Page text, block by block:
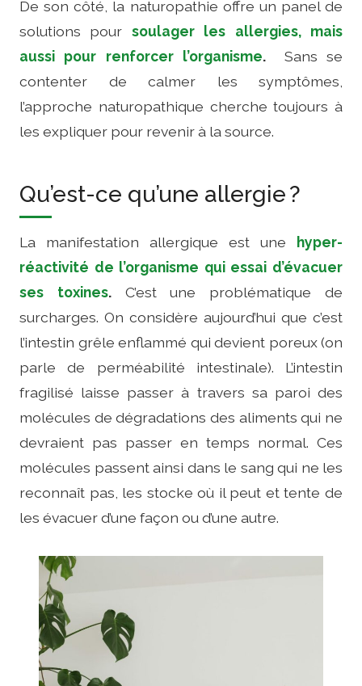
De son côté, la naturopathie offre un panel de
solutions pour soulager les allergies, mais
aussi pour renforcer l’organisme.
Sans se
contenter de calmer les symptômes,
l’approche naturopathique cherche toujours à
les expliquer pour revenir à la source.
Qu’est-ce qu’une allergie ?
La manifestation allergique est une
hyper-
réactivité de l’organisme qui essai d’évacuer
ses toxines.C’est une problématique de
surcharges. On considère aujourd’hui que c’est
l’intestin grêle enflammé qui devient poreux (on
parle de perméabilité intestinale). L’intestin
fragilisé laisse passer à travers sa paroi des
molécules de dégradations des aliments qui ne
devraient pas passer en temps normal. Ces
molécules passent ainsi dans le sang qui ne les
reconnaît pas, les stocke où il peut et tente de
les évacuer d’une façon ou d’une autre.